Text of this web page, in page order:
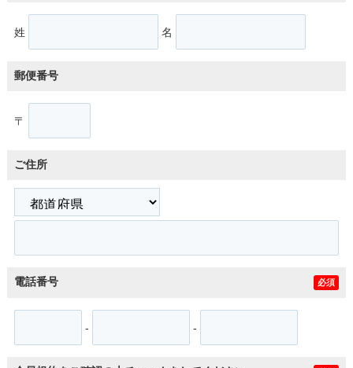
姓 名
郵便番号
〒
ご住所
電話番号 必須
- -